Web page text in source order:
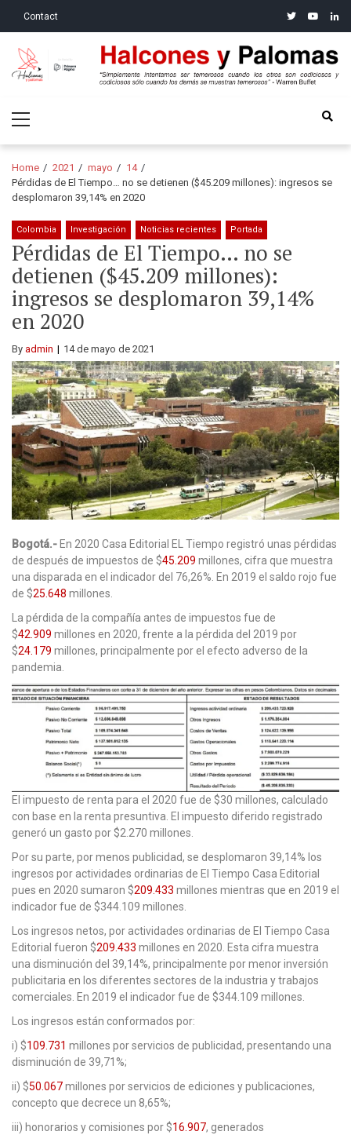
Contact twitteryoutube
Halcones y Palomas
Menu
Home 2021 mayo
14
Pérdidas de El Tiempo… no se detienen ($45.209 millones): ingresos se
desplomaron 39,14% en 2020
Colombia Investigación Noticias recientes Portada
Pérdidas de El Tiempo… no se
detienen ($45.209 millones):
ingresos se desplomaron 39,14%
en 2020
By admin 14 de mayo de 2021
Bogotá.- En 2020 Casa Editorial EL Tiempo registró unas pérdidas
de después de impuestos de $45.209 millones, cifra que muestra
una disparada en el indicador del 76,26%. En 2019 el saldo rojo fue
de $25.648 millones.
La pérdida de la compañía antes de impuestos fue de
$42.909 millones en 2020, frente a la pérdida del 2019 por
$24.179 millones, principalmente por el efecto adverso de la
pandemia.
El impuesto de renta para el 2020 fue de $30 millones, calculado
con base en la renta presuntiva. El impuesto diferido registrado
generó un gasto por $2.270 millones.
Por su parte, por menos publicidad, se desplomaron 39,14% los
ingresos por actividades ordinarias de El Tiempo Casa Editorial
pues en 2020 sumaron $209.433 millones mientras que en 2019 el
indicador fue de $344.109 millones.
Los ingresos netos, por actividades ordinarias de El Tiempo Casa
Editorial fueron $209.433 millones en 2020. Esta cifra muestra
una disminución del 39,14%, principalmente por menor inversión
publicitaria en los diferentes sectores de la industria y trabajos
comerciales. En 2019 el indicador fue de $344.109 millones.
Los ingresos están conformados por:
i) $109.731 millones por servicios de publicidad, presentando una
disminución de 39,71%;
ii) $50.067millones por servicios de ediciones y publicaciones,
concepto que decrece un 8,65%;
iii) honorarios y comisiones por $16.907, generados